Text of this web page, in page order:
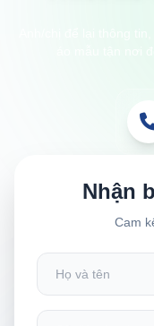
Nhận
Cam